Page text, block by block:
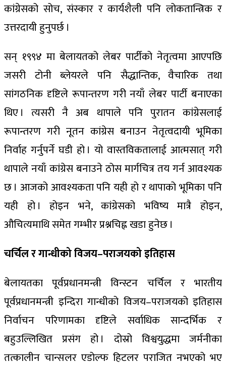
कांग्रेसको सोच, संस्कार र कार्यशैली पनि लोकतान्त्रिक र
उत्तरदायी हुनुपर्छ ।
सन् १९९४ मा बेलायतको लेबर पार्टीको नेतृत्वमा आएपछि
जसरी टोनी ब्लेयरले पनि सैद्धान्तिक, वैचारिक तथा
सांगठनिक दृष्टिले रूपान्तरण गरी नयाँ लेबर पार्टी बनाएका
थिए । त्यसरी नै अब थापाले पनि पुरातन कांग्रेसलाई
रूपान्तरण गरी नूतन कांग्रेस बनाउन नेतृत्वदायी भूमिका
निर्वाह गर्नुपर्ने घडी हो । यो वास्तविकतालाई आत्मसात् गरी
थापाले नयाँ कांग्रेस बनाउने ठोस मार्गचित्र तय गर्न आवश्यक
छ । आजको आवश्यकता पनि यही हो र थापाको भूमिका पनि
यही हो । होइन भने, कांग्रेसको भविष्य मात्रै होइन,
औचित्यमाथि समेत गम्भीर प्रश्नचिह्न खडा हुनेछ ।
चर्चिल र गान्धीको विजय–पराजयको इतिहास
बेलायतका पूर्वप्रधानमन्त्री विन्स्टन चर्चिल र भारतीय
पूर्वप्रधानमन्त्री इन्दिरा गान्धीको विजय–पराजयको इतिहास
निर्वाचन परिणामका दृष्टिले सर्वाधिक सान्दर्भिक र
बहुउल्लिखित प्रसंग हो । दोस्रो विश्वयुद्धमा जर्मनीका
तत्कालीन चान्सलर एडोल्फ हिटलर पराजित नभएको भए